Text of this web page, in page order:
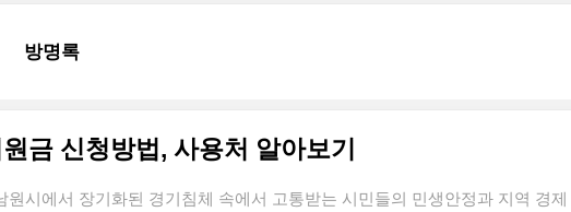
방명록
금 신청방법, 사용처 알아보기
원시에서 장기화된 경기침체 속에서 고통받는 시민들의 민생안정과 지역 경제